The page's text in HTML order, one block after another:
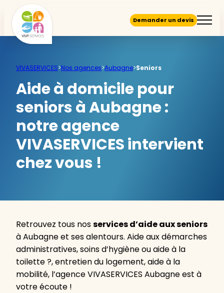
Demander un devis
VIVASERVICES>Nos agences>Aubagne>Seniors
Aide à domicile pour
seniors à Aubagne :
notre agence
VIVASERVICES intervient
chez vous !
Retrouvez tous nosservices d’aide aux seniors
à Aubagne et ses alentours. Aide aux démarches
administratives, soins d’hygiène ou aide à la
toilette ?, entretien du logement, aide à la
mobilité, l’agence VIVASERVICES Aubagne est à
votre écoute !